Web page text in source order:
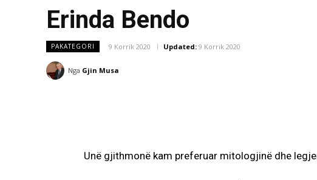
Erinda Bendo
PAKATEGORI 9 Korrik 2020 Updated: 9 Korrik 2020
Nga Gjin Musa
Unë gjithmonë kam preferuar mitologjinë dhe